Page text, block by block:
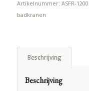
Artikelnummer: ASFR-
badkranen
Beschrijving
Beschrijving